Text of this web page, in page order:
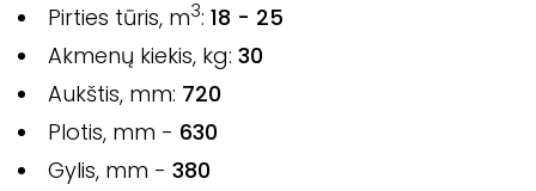
Pirties tūris, m3: 18 - 25
Akmenų kiekis, kg: 30
Aukštis, mm: 720
Plotis, mm - 630
Gylis, mm - 380